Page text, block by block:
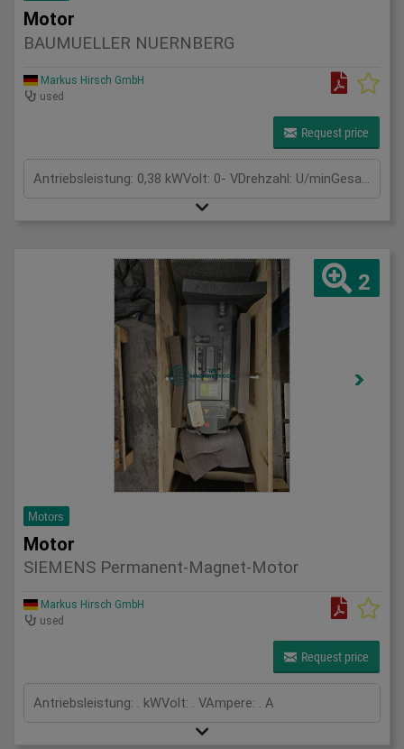
Motor
BAUMUELLER NUERNBERG
Markus Hirsch GmbH
used
Request price
Antriebsleistung: 0,38 kWVolt: 0- VDrehzahl: U/minGesamtleistungsbedarf: kWMaschinengewicht ca.: tRaumbedarf ca.: m
2
Motors
Motor
SIEMENS Permanent-Magnet-Motor
Markus Hirsch GmbH
used
Request price
Antriebsleistung: . kWVolt: . VAmpere: . A